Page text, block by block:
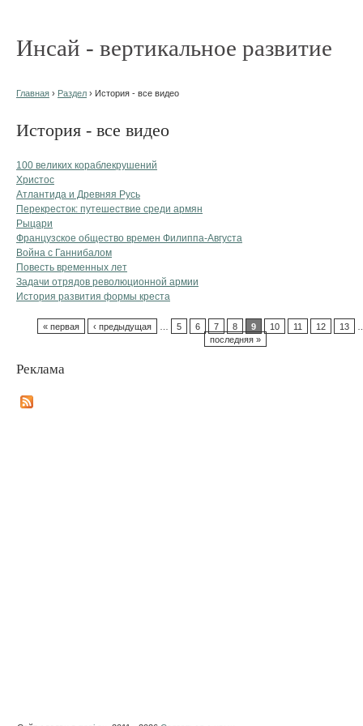
Инсай - вертикальное развитие
Главная › Раздел › История - все видео
История - все видео
100 великих кораблекрушений
Христос
Атлантида и Древняя Русь
Перекресток: путешествие среди армян
Рыцари
Французское общество времен Филиппа-Августа
Война с Ганнибалом
Повесть временных лет
Задачи отрядов революционной армии
История развития формы креста
« первая ‹ предыдущая 5 6 7 8 9 10 11 12 13
последняя »
Реклама